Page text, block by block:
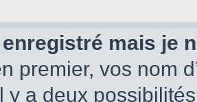
mais je
premier, vos nom
y a deux